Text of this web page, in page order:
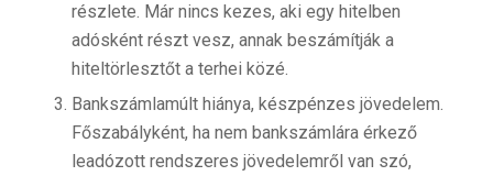
részlete. Már nincs kezes, aki egy hitelben
adósként részt vesz, annak beszámítják a
hiteltörlesztőt a terhei közé.
Bankszámlamúlt hiánya, készpénzes jövedelem.
Főszabályként, ha nem bankszámlára érkező
leadózott rendszeres jövedelemről van szó,